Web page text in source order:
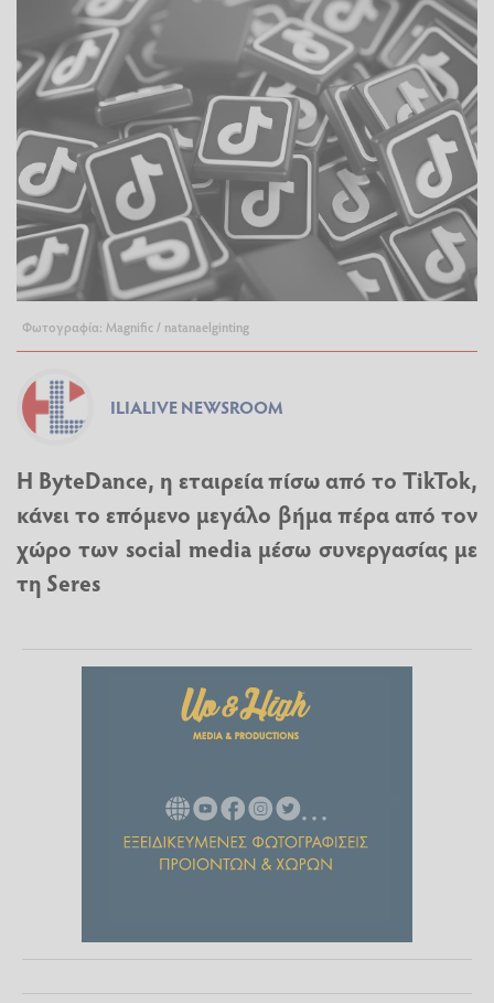
Φωτογραφία: Magnific / natanaelginting
ILIALIVE NEWSROOM
Η ByteDance, η εταιρεία πίσω από το TikTok,
κάνει το επόμενο μεγάλο βήμα πέρα από τον
χώρο των social media μέσω συνεργασίας με
τη Seres